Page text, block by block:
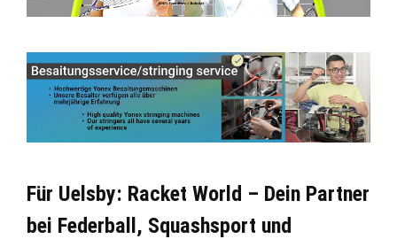
Für Uelsby: Racket World – Dein Partner
bei Federball, Squashsport und